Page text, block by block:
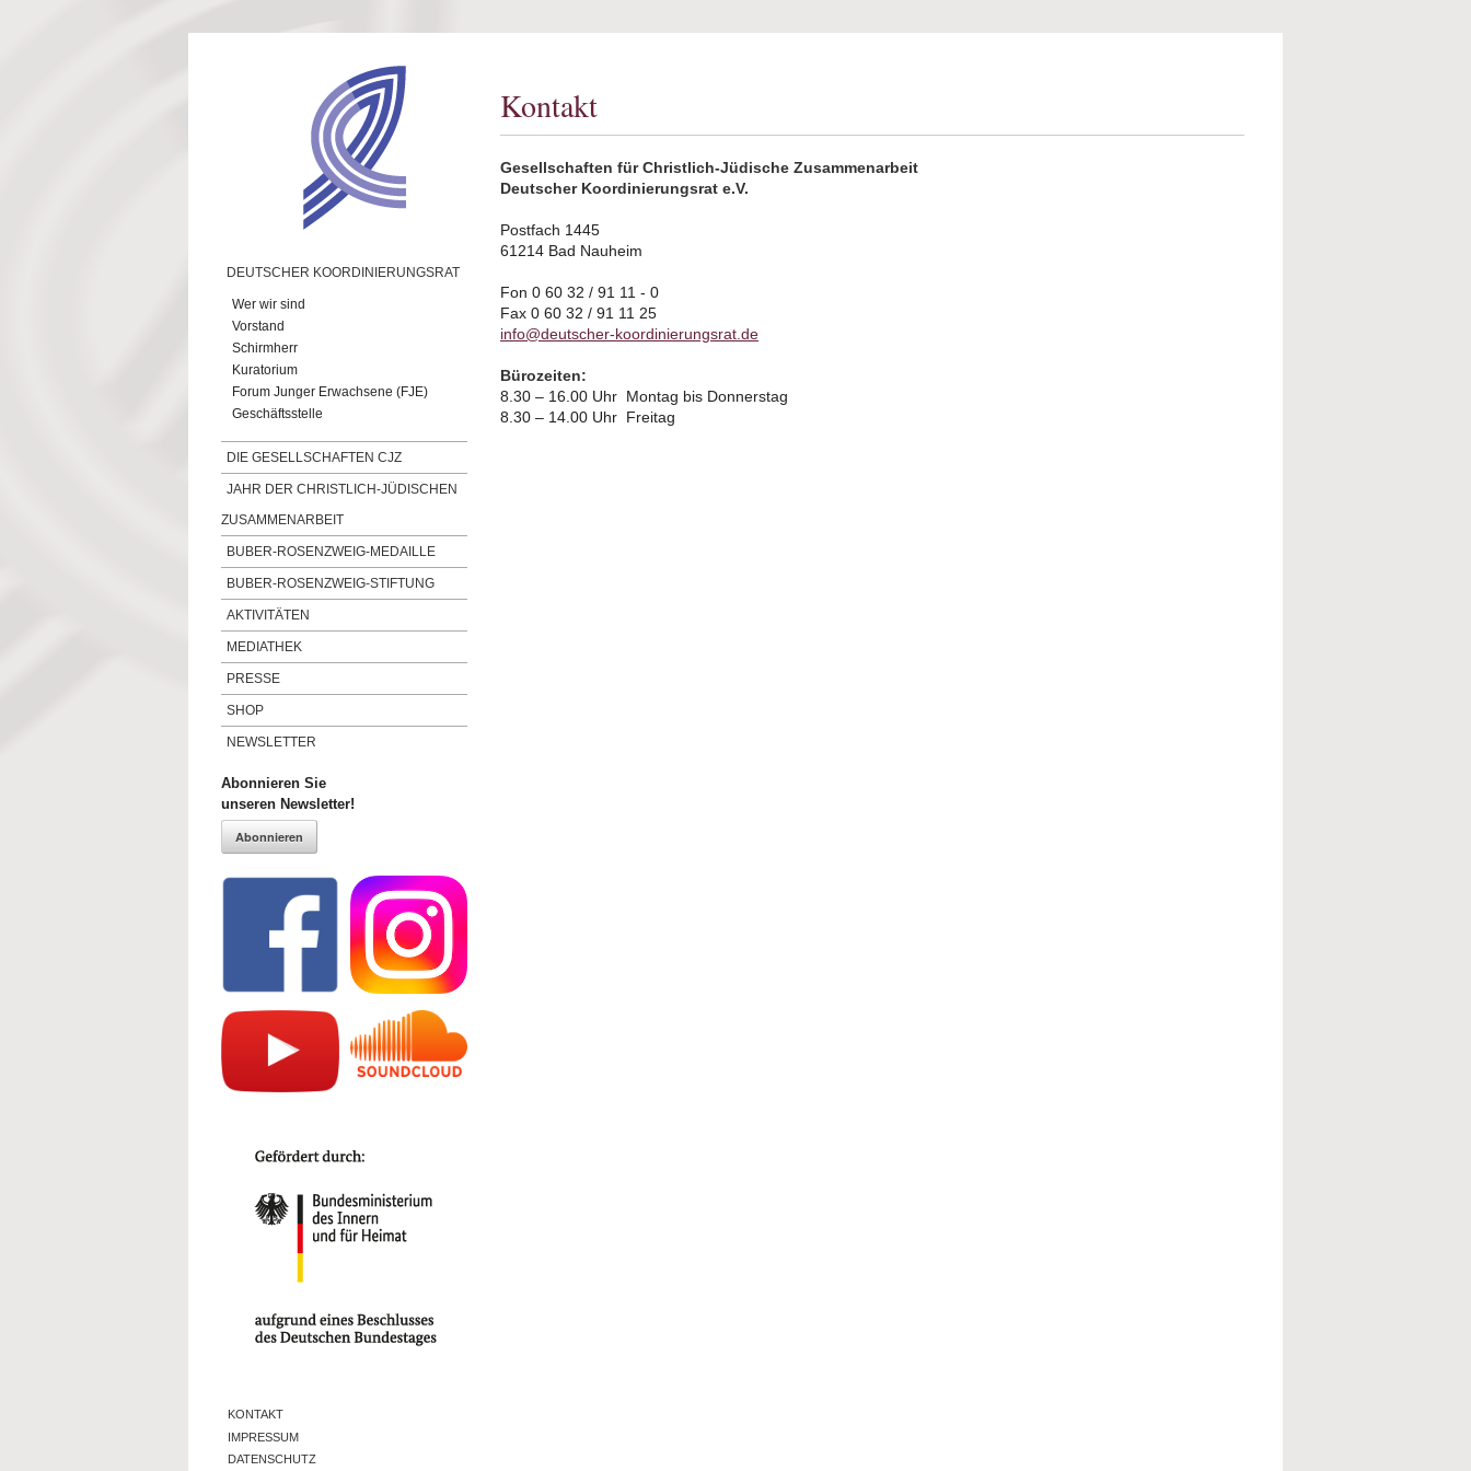
DEUTSCHER KOORDINIERUNGSRAT
Wer wir sind
Vorstand
Schirmherr
Kuratorium
Forum Junger Erwachsene (FJE)
Geschäftsstelle
DIE GESELLSCHAFTEN CJZ
JAHR DER CHRISTLICH-JÜDISCHEN
ZUSAMMENARBEIT
BUBER-ROSENZWEIG-MEDAILLE
BUBER-ROSENZWEIG-STIFTUNG
AKTIVITÄTEN
MEDIATHEK
PRESSE
SHOP
NEWSLETTER
Abonnieren Sie
unseren Newsletter!
Abonnieren
KONTAKT
IMPRESSUM
DATENSCHUTZ
Kontakt
Gesellschaften für Christlich-Jüdische Zusammenarbeit
Deutscher Koordinierungsrat e.V.
Postfach 1445
61214 Bad Nauheim
Fon 0 60 32 / 91 11 - 0
Fax 0 60 32 / 91 11 25
info@deutscher-koordinierungsrat.de
Bürozeiten:
8.30 – 16.00 Uhr Montag bis Donnerstag
8.30 – 14.00 Uhr Freitag